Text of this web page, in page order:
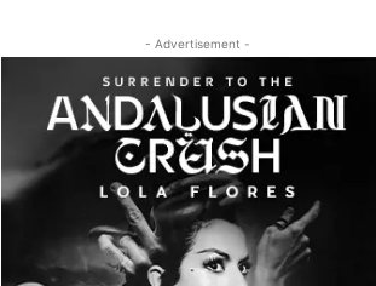
- Advertisement -